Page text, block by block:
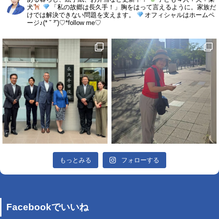
犬
「私の故郷は長久手！」胸をはって言えるように。家族だ
けでは解決できない問題を支えます。
オフィシャルはホームペ
ージ♪(* ˘ ³˘)♡*follow me♡
もっとみる フォローする
Facebookでいいね